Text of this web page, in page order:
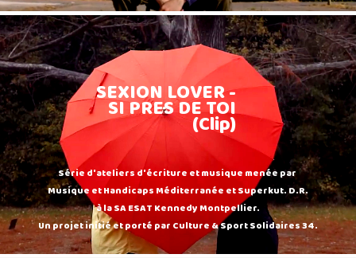
SEXION LOVER -
SI PRES DE TOI
(Clip)
Série d'ateliers d'écriture et musique menée par
Musique et Handicaps Méditerranée et Superkut. D.R.
à la SA ESAT Kennedy Montpellier.
Un projet initié et porté par Culture & Sport Solidaires 34.